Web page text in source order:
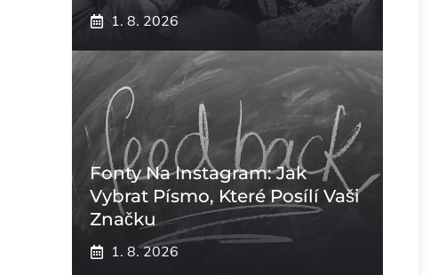
1. 8. 2026
Fonty Na Instagram: Jak
Vybrat Písmo, Které Posílí Vaši
Značku
1. 8. 2026